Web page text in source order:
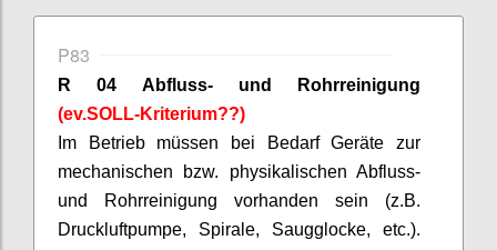
P83
R 04 Abfluss- und Rohrreinigung
(ev.SOLL-Kriterium??)
Im Betrieb müssen bei Bedarf Geräte zur
mechanischen bzw. physikalischen Abfluss-
und Rohrreinigung vorhanden sein (z.B.
Druckluftpumpe, Spirale, Saugglocke, etc.).